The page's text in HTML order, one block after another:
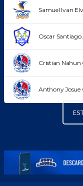
Samuel Ivan
Oscar
Cristian Nahun
Anthony Josue